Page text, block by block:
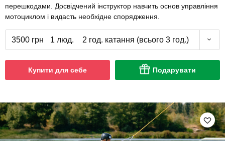
перешкодами. Досвідчений інструктор навчить основ управління
мотоциклом і видасть необхідне спорядження.
3500 грн 1 люд. 2 год. катання (всього 3 год.)
Купити для себе Подарувати